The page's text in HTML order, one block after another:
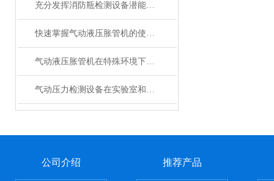
充分发挥消防瓶检测设备潜能的高级操作技巧
快速掌握气动液压胀管机的使用要点
气动液压胀管机在特殊环境下的应用及注意事项
气动压力检测设备在实验室和工业生产中的差异和共性
公司介绍 推荐产品